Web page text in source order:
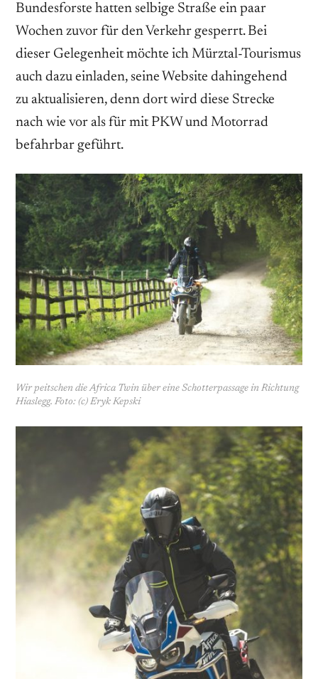
Bundesforste hatten selbige Straße ein paar
Wochen zuvor für den Verkehr gesperrt. Bei
dieser Gelegenheit möchte ich Mürztal-Tourismus
auch dazu einladen, seine Website dahingehend
zu aktualisieren, denn dort wird diese Strecke
nach wie vor als für mit PKW und Motorrad
befahrbar geführt.
Wir peitschen die Africa Twin über eine Schotterpassage in Richtung
Hiaslegg. Foto: (c) Eryk Kepski